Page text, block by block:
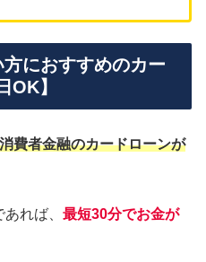
におすすめのカー
OK】
消費者金融のカードローンが
れば、 最短30分でお金が